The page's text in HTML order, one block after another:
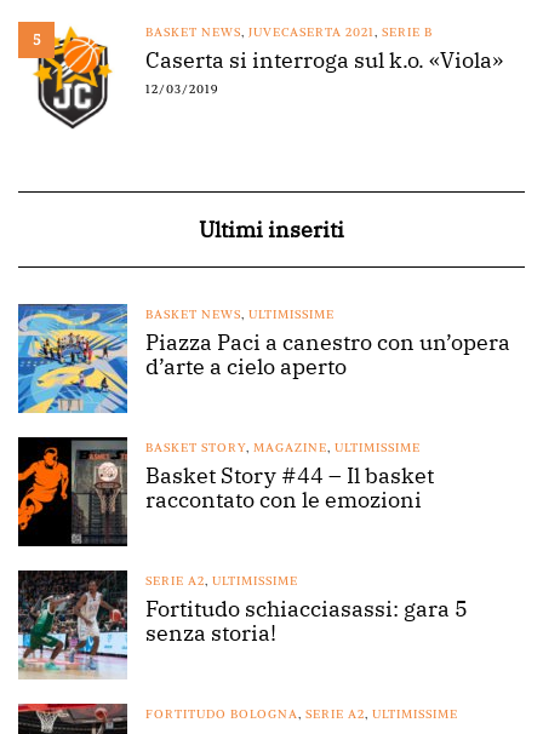
5 BASKET NEWS, JUVECASERTA 2021, SERIE B
Caserta si interroga sul k.o. «Viola»
12/03/2019
Ultimi inseriti
BASKET NEWS, ULTIMISSIME
Piazza Paci a canestro con un’opera
d’arte a cielo aperto
BASKET STORY, MAGAZINE, ULTIMISSIME
Basket Story #44 – Il basket
raccontato con le emozioni
SERIE A2, ULTIMISSIME
Fortitudo schiacciasassi: gara 5
senza storia!
FORTITUDO BOLOGNA, SERIE A2, ULTIMISSIME